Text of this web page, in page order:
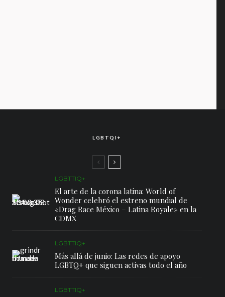
LGBTQI+
LGBTTIQ+
El arte de la corona latina: World of
Wonder celebró el estreno mundial de
«Drag Race México – Latina Royale» en la
CDMX
LGBTTIQ+
Más allá de junio: Las redes de apoyo
LGBTQ+ que siguen activas todo el año
LGBTTIQ+